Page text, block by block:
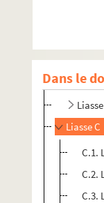
Dans le
Ms 527 .
Ms 682.
Liasse C
C.1.
C.2.
C.3.